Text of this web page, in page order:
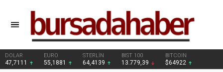
DOLAR
47,7111
EURO
55,1881
STERLİN
64,4139
BIST 100
13.779,39
BITCOIN
$64922